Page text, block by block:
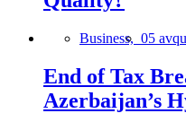
Business, 05
End of Tax
Azerbaijan’s